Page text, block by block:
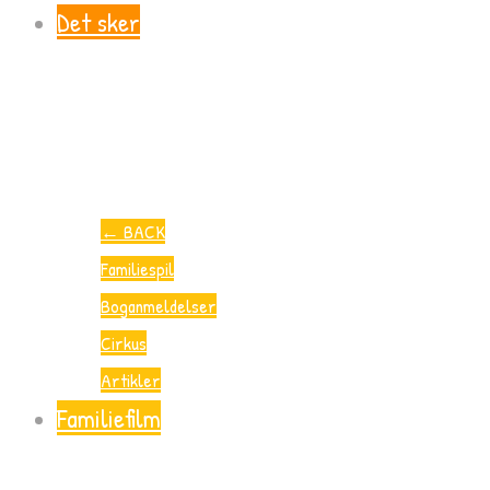
Det sker
← BACK
Familiespil
Boganmeldelser
Cirkus
Artikler
Familiefilm